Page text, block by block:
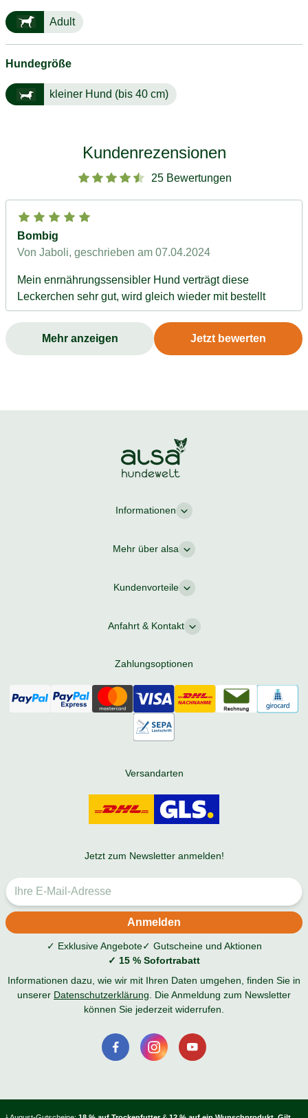
Adult
Hundegröße
kleiner Hund (bis 40 cm)
Kundenrezensionen
25 Bewertungen
Bombig
Von Jaboli, geschrieben am 07.04.2024
Mein enrnährungssensibler Hund verträgt diese
Leckerchen sehr gut, wird gleich wieder mit bestellt
Mehr anzeigen Jetzt bewerten
Informationen
Mehr über alsa
Kundenvorteile
Anfahrt & Kontakt
Zahlungsoptionen
Versandarten
Jetzt zum Newsletter anmelden!
✓ Exklusive Angebote✓ Gutscheine und Aktionen
✓ 15 % Sofortrabatt
Informationen dazu, wie wir mit Ihren Daten umgehen, finden Sie in
unserer Datenschutzerklärung. Die Anmeldung zum Newsletter
können Sie jederzeit widerrufen.